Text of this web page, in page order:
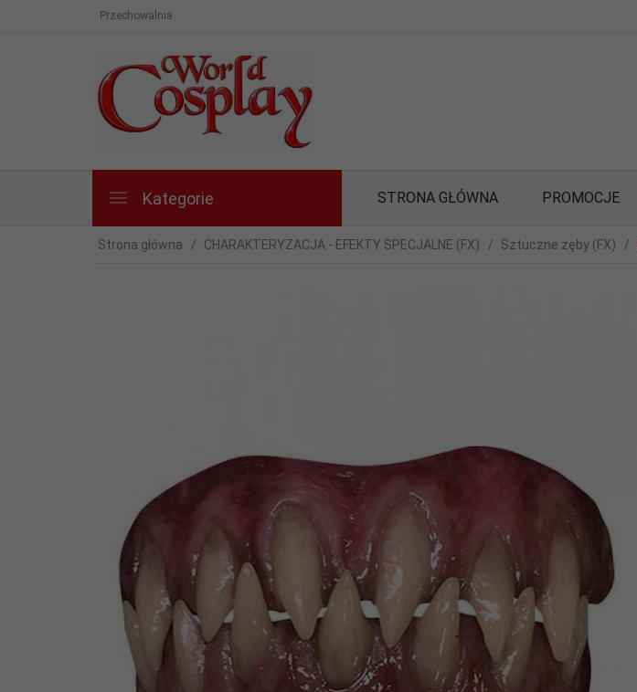
Przechowalnia
Kategorie STRONA GŁÓWNA PROMOCJE
Strona główna CHARAKTERYZACJA - EFEKTY SPECJALNE (FX) Sztuczne zęby (FX)